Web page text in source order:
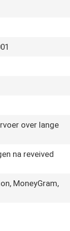
over lange
na reveived
MoneyGram,